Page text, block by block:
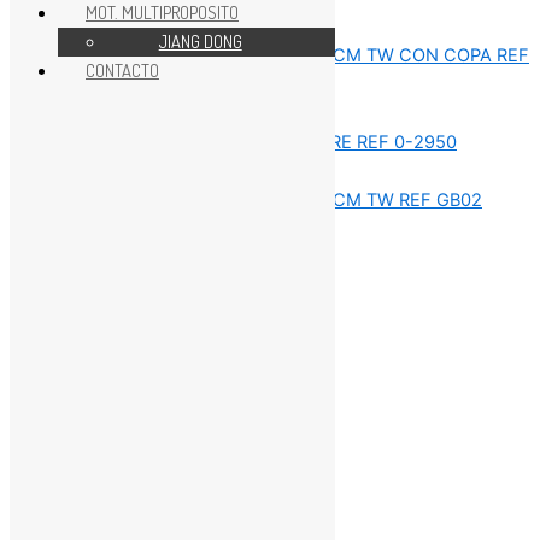
REPUESTOS ESTACIONARIAS
MOT. MULTIPROPOSITO
JIANG DONG
CONTACTO